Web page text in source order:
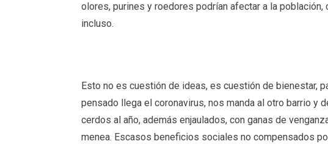
olores, purines y roedores podrían afectar a la población,
incluso.
Esto no es cuestión de ideas, es cuestión de bienestar,
pensado llega el coronavirus, nos manda al otro barrio y
cerdos al año, además enjaulados, con ganas de
menea. Escasos beneficios sociales no compensados